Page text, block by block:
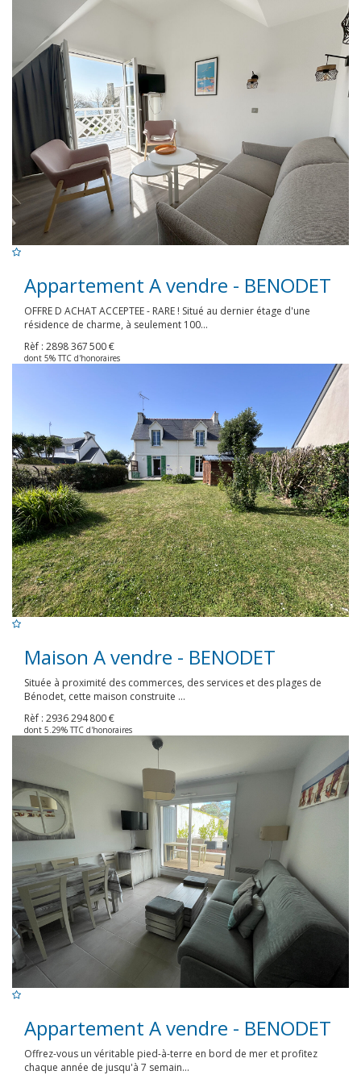
Appartement A vendre - BENODET
OFFRE D ACHAT ACCEPTEE - RARE ! Situé au dernier étage d'une
résidence de charme, à seulement 100...
Rèf : 2898367 500 €
dont 5% TTC d'honoraires
Maison A vendre - BENODET
Située à proximité des commerces, des services et des plages de
Bénodet, cette maison construite ...
Rèf : 2936294 800 €
dont 5.29% TTC d'honoraires
Appartement A vendre - BENODET
Offrez-vous un véritable pied-à-terre en bord de mer et profitez
chaque année de jusqu'à 7 semain...